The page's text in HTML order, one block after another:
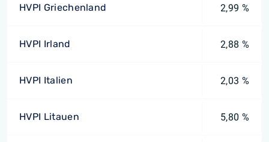
HVPI Griechenland 2,99 %
HVPI Irland 2,88 %
HVPI Italien 2,03 %
HVPI Litauen 5,80 %